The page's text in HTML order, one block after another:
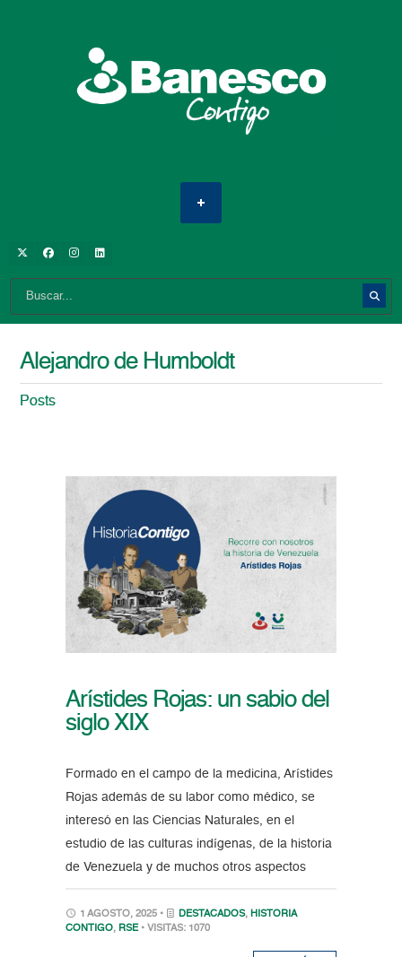
Alejandro de Humboldt
Posts
Arístides Rojas: un sabio del
siglo XIX
Formado en el campo de la medicina, Arístides
Rojas además de su labor como médico, se
interesó en las Ciencias Naturales, en el
estudio de las culturas indígenas, de la historia
de Venezuela y de muchos otros aspectos
1 AGOSTO, 2025 • DESTACADOS, HISTORIA
CONTIGO, RSE • VISITAS: 1070